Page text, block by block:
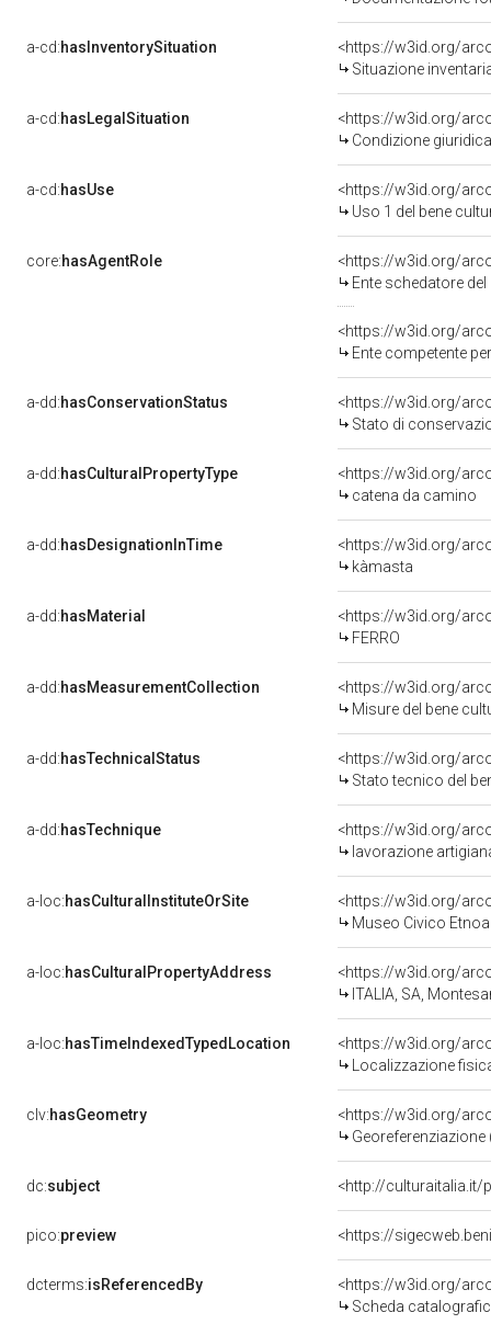
a-cd:hasInventorySituation
<https://w3id.org/
Situazione
a-cd:hasLegalSituation
Condizione
a-cd:hasUse
<https://w3id.org/
Uso 1 del bene
core:hasAgentRole
<https://w3id.org/
Ente schedatore
<https://w3id.org/
Ente competente per
a-dd:hasConservationStatus
<https://w3id.org/
Stato di
a-dd:hasCulturalPropertyType
<https://w3id.org/
catena da camino
a-dd:hasDesignationInTime
<https://w3id.org/
kàmasta
a-dd:hasMaterial
<https://w3id.org/
FERRO
a-dd:hasMeasurementCollection
<https://w3id.org/
Misure del bene
a-dd:hasTechnicalStatus
<https://w3id.org/
Stato tecnico del
a-dd:hasTechnique
<https://w3id.org/
lavorazione
a-loc:hasCulturalInstituteOrSite
<https://w3id.org/
Museo Civico
a-loc:hasCulturalPropertyAddress
<https://w3id.org/
ITALIA, SA,
a-loc:hasTimeIndexedTypedLocation
<https://w3id.org/
Localizzazione
clv:hasGeometry
<https://w3id.org/
dc:subject <http://culturaitalia.it/
pico:preview <https://
dcterms:isReferencedBy
<https://w3id.org/
Scheda